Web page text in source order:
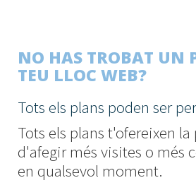
NO HAS TROBAT UN
TEU LLOC WEB?
Tots els plans poden ser
Tots els plans t'ofereixen
d'afegir més visites o més
en qualsevol moment.